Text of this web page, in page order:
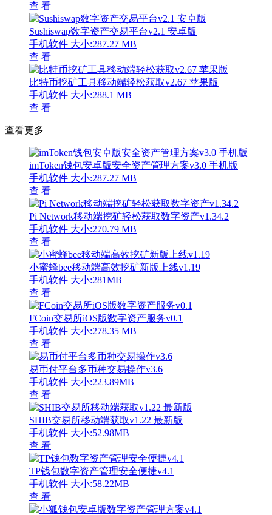
查 看
Sushiswap数字资产交易平台v2.1 安卓版
手机软件 大小:287.27 MB
查 看
比特币挖矿工具移动端轻松获取v2.67 苹果版
手机软件 大小:288.1 MB
查 看
查看更多
imToken钱包安卓版安全资产管理方案v3.0 手机版
手机软件 大小:287.27 MB
查 看
Pi Network移动端挖矿轻松获取数字资产v1.34.2
手机软件 大小:270.79 MB
查 看
小蜜蜂bee移动端高效挖矿新版上线v1.19
手机软件 大小:281MB
查 看
FCoin交易所iOS版数字资产服务v0.1
手机软件 大小:278.35 MB
查 看
易币付平台多币种交易操作v3.6
手机软件 大小:223.89MB
查 看
SHIB交易所移动端获取v1.22 最新版
手机软件 大小:52.98MB
查 看
TP钱包数字资产管理安全便捷v4.1
手机软件 大小:58.22MB
查 看